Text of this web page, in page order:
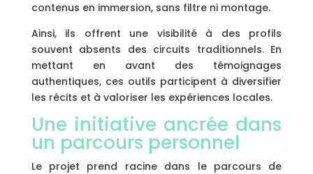
contenus en immersion, sans filtre ni montage.
Ainsi, ils offrent une visibilité à des profils
souvent absents des circuits traditionnels. En
mettant en avant des témoignages
authentiques, ces outils participent à diversifier
les récits et à valoriser les expériences locales.
Une initiative ancrée dans
un parcours personnel
Le projet prend racine dans le parcours de